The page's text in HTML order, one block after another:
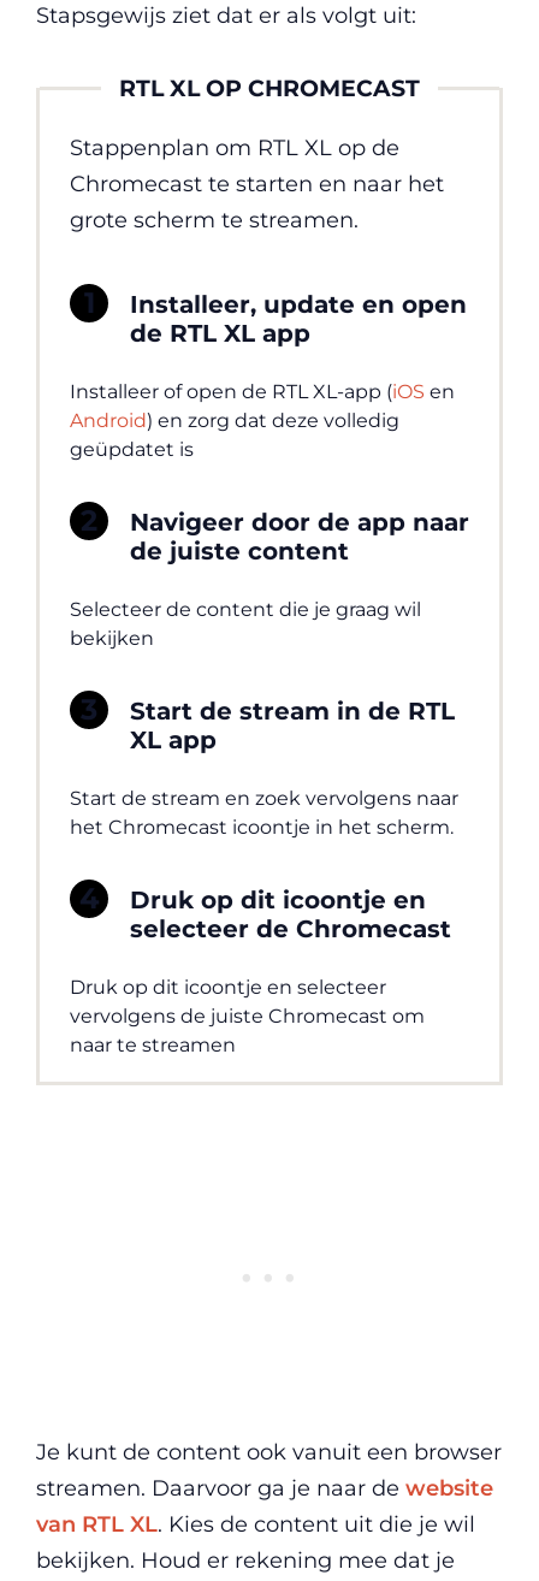
Stapsgewijs ziet dat er als volgt uit:
RTL XL OP CHROMECAST
Stappenplan om RTL XL op de
Chromecast te starten en naar het
grote scherm te streamen.
Installeer, update en open
de RTL XL app
Installeer of open de RTL XL-app (iOS en
Android) en zorg dat deze volledig
geüpdatet is
Navigeer door de app naar
de juiste content
Selecteer de content die je graag wil
bekijken
Start de stream in de RTL
XL app
Start de stream en zoek vervolgens naar
het Chromecast icoontje in het scherm.
Druk op dit icoontje en
selecteer de Chromecast
Druk op dit icoontje en selecteer
vervolgens de juiste Chromecast om
naar te streamen
Je kunt de content ook vanuit een browser
streamen. Daarvoor ga je naar de website
van RTL XL. Kies de content uit die je wil
bekijken. Houd er rekening mee dat je